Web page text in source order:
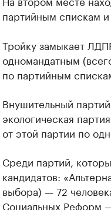
партийным спискам
Тройку замыкает
одномандатным
по партийным
Внушительный
экологическая
от этой партии по
Среди партий,
кандидатов:
выбора) — 72
Социальных Реформ